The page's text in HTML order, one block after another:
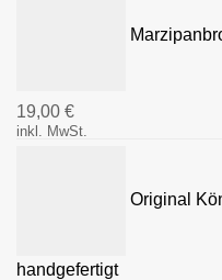
19,00 €
inkl. MwSt.
Original
handgefertigt